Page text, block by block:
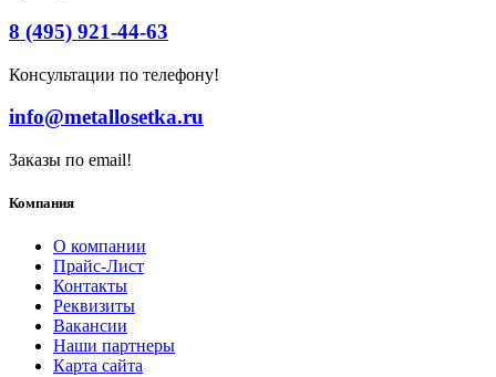
8 (495) 921-44-63
Консультации по телефону!
info@metallosetka.ru
Заказы по email!
Компания
О компании
Прайс-Лист
Контакты
Реквизиты
Вакансии
Наши партнеры
Карта сайта